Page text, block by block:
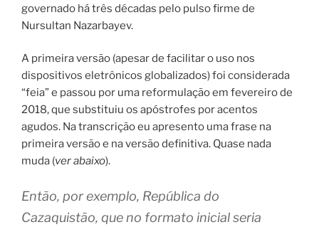
governado há três décadas pelo pulso firme de
Nursultan Nazarbayev.
A primeira versão (apesar de facilitar o uso nos
dispositivos eletrônicos globalizados) foi considerada
“feia” e passou por uma reformulação em fevereiro de
2018, que substituiu os apóstrofes por acentos
agudos. Na transcrição eu apresento uma frase na
primeira versão e na versão definitiva. Quase nada
muda (ver abaixo).
Então, por exemplo, República do
Cazaquistão, que no formato inicial seria